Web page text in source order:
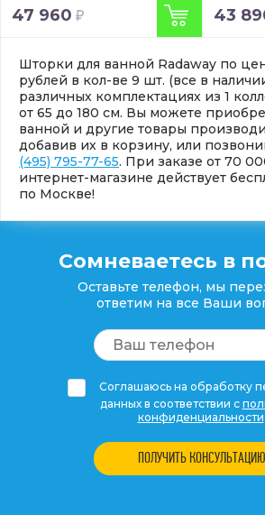
47 960 43
Шторки для ванной Radaway по
рублей в кол-ве 9 шт. (все в
различных комплектациях из 1
от 65 до 180 см. Вы можете
ванной и другие товары
добавив их в корзину, или
(495) 795-77-65. При заказе от 70
интернет-магазине действует
по Москве!
Сомневаетесь в
Оставьте телефон, мы
ответим на все Ваши
Соглашаюсь на обработку
данных в соответствии с
конфиденциальности
ПОЛУЧИТЬ КОНСУЛЬТАЦИЮ